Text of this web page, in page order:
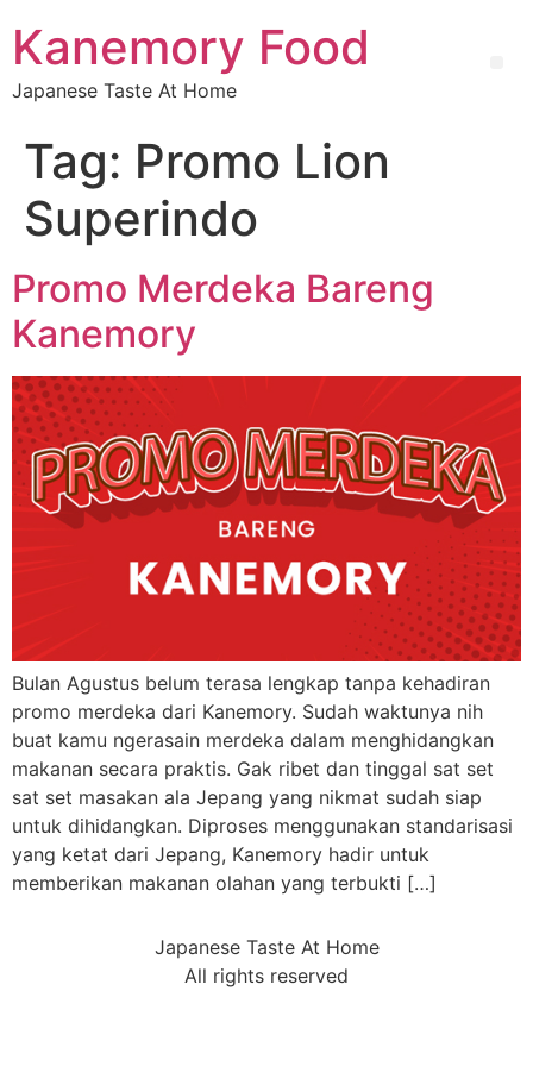
Kanemory Food
Japanese Taste At Home
Tag: Promo Lion
Superindo
Promo Merdeka Bareng
Kanemory
Bulan Agustus belum terasa lengkap tanpa kehadiran
promo merdeka dari Kanemory. Sudah waktunya nih
buat kamu ngerasain merdeka dalam menghidangkan
makanan secara praktis. Gak ribet dan tinggal sat set
sat set masakan ala Jepang yang nikmat sudah siap
untuk dihidangkan. Diproses menggunakan standarisasi
yang ketat dari Jepang, Kanemory hadir untuk
memberikan makanan olahan yang terbukti […]
Japanese Taste At Home
All rights reserved